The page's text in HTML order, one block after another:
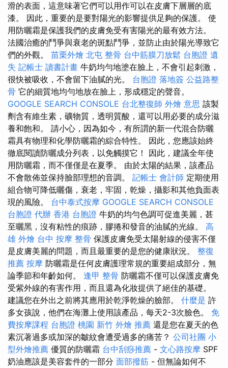
滑的表面，這意味著它們可以用作可以在皮膚下層層的底
漆。 因此，重要的是要對陽光的影響提供足夠的保護。 使
用防曬霜是保護我們的皮膚免受有害陽光的最有效方法。
法國治癒的鬥爭與衰老的斑點鬥爭，並防止由於陽光導致它
們的外觀。 苗栗外燴 北屯 整骨 台中筋膜刀放鬆 台胞證 遺
失 記帳士 讀書計畫 牛奶均勻地塗在臉上，不會引起刺激，
很快被吸收，不會留下油膩的光。 台胞證 落地簽 公益路整
骨 它的細質地均勻地放在臉上，形成穩定的聲音。
GOOGLE SEARCH CONSOLE 台北整復師 外燴 意思 該製
劑含有維生素，礦物質，透明質酸，還可以用必要的成分滋
養和飽和。 請小心，因為如今，有所謂的新一代混合防曬
霜具有物理和化學防曬霜的綜合特性。 因此，您應該始終
徹底閱讀防曬成分列表，以免觸摸它！ 因此，建議全年使
用防曬霜，而不僅僅是在夏季。 由於太陽的結果，該產品
不會散佈並保持臉部理想的音調。 記帳士 會計師 定期使用
組合物可降低曬傷，衰老，牢固，乾燥，攝影和其他負面表
現的風險。 台中泰式按摩 GOOGLE SEARCH CONSOLE
台胞證 代辦 香港 台胞證 牛奶的均勻色調可促進美麗，甚
至曬黑，沒有粘性的痕跡，膠捲和發音的油膩的光線。 高
雄 外燴 台中 按摩 整骨 保護皮膚免受太陽射線的侵害不僅
是皮膚美麗的問題，而且最重要的是您的健康狀況。 整復
推薦 按摩 防曬霜是任何皮膚護理常規的重要組成部分，無
論季節和年齡如何。 逢甲 整骨 防曬霜不僅可以保護皮膚免
受紫外線的有害作用，而且還為化妝提供了絕佳的基礎。
建議您在外出之前將其應用於乾淨乾燥的臉部。 什麼是 許
多女孩說，他們在海灘上使用該產品，每天2-3次臉色。 免
費按摩課程 台胞證 桃園 新竹 外燴 推薦 還是您在夏天的色
素沉著過多或加深的皺紋會遭受過多的痛苦？ 公司社團 小
型外燴推薦 優質的防曬霜 台中刮痧推薦 - 文心路按摩 SPF
奶油應該是美容套件的一部分 面部撥筋 - 但無論如何不